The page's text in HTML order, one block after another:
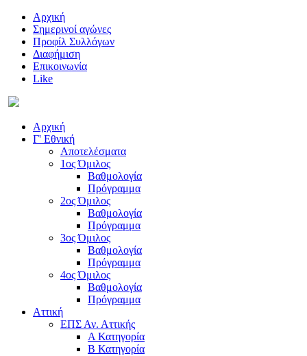
Αρχική
Σημερινοί αγώνες
Προφίλ Συλλόγων
Διαφήμιση
Επικοινωνία
Like
Αρχική
Γ' Εθνική
Αποτελέσματα
1ος Όμιλος
Βαθμολογία
Πρόγραμμα
2ος Όμιλος
Βαθμολογία
Πρόγραμμα
3ος Όμιλος
Βαθμολογία
Πρόγραμμα
4ος Όμιλος
Βαθμολογία
Πρόγραμμα
Αττική
ΕΠΣ Αν. Αττικής
Α Κατηγορία
Β Κατηγορία